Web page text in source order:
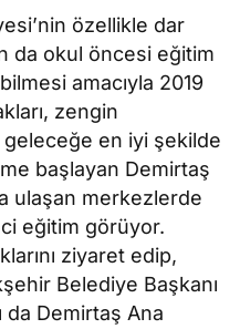
özellikle dar
da okul öncesi eğitim
amacıyla 2019
zengin
geleceğe en iyi şekilde
başlayan Demirtaş
ulaşan merkezlerde
eğitim görüyor.
ziyaret edip,
Belediye Başkanı
da Demirtaş Ana